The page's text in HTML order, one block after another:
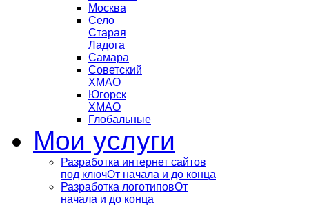
Москва
Село
Старая
Ладога
Самара
Советский
ХМАО
Югорск
ХМАО
Глобальные
Мои услуги
Разработка интернет сайтов
под ключОт начала и до конца
Разработка логотиповОт
начала и до конца